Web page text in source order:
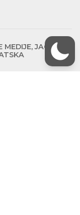
JAGIĆEVA